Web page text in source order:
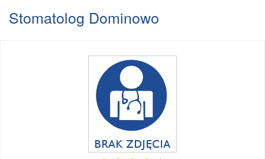
Stomatolog Dominowo